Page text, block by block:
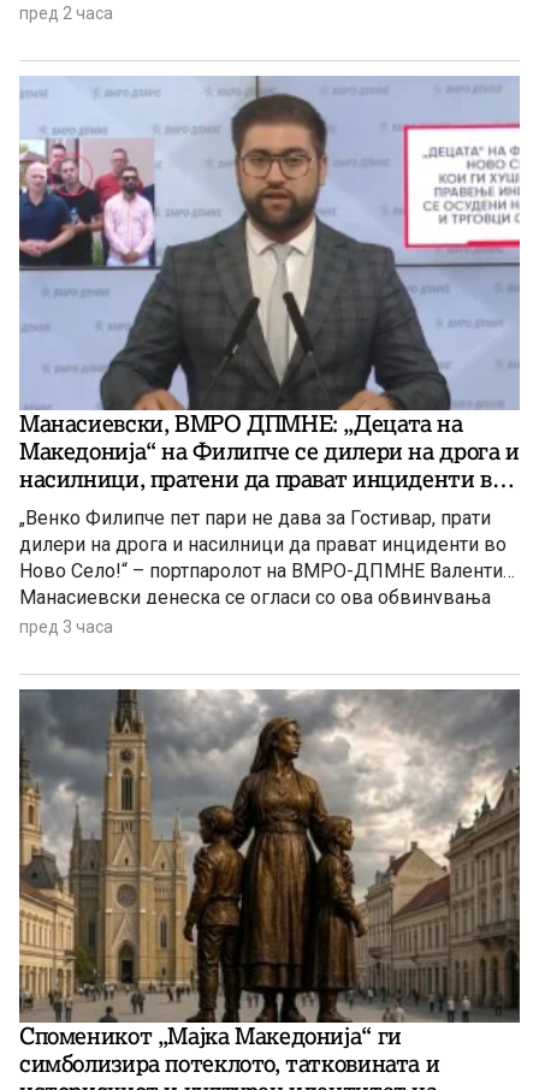
Службата за општи и заеднички работи.
пред 2 часа
Манасиевски, ВМРО ДПМНЕ: „Децата на
Македонија“ на Филипче се дилери на дрога и
насилници, пратени да прават инциденти во
Ново Село!
„Венко Филипче пет пари не дава за Гостивар, прати
дилери на дрога и насилници да прават инциденти во
Ново Село!“ – портпаролот на ВМРО-ДПМНЕ Валентин
Манасиевски денеска се огласи со ова обвинувања
кон лидерот на СДС Венко Филипче, наведувајќи дека
осудени насилници и трговци со дрога. Манасиевски
оцени дека Филипче со својата прес-конференција се
обидел да го сврти вниманието од вистината и лицата
со кои бил фотографиран да ги претстави како жртви.
пред 3 часа
Споменикот „Мајка Македонија“ ги
симболизира потеклото, татковината и